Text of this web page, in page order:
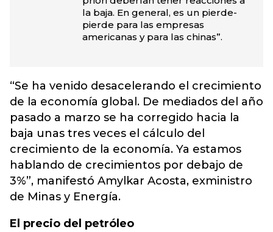
la baja. En general, es un pierde-
pierde para las empresas
americanas y para las chinas”.
“Se ha venido desacelerando el crecimiento
de la economía global. De mediados del año
pasado a marzo se ha corregido hacia la
baja unas tres veces el cálculo del
crecimiento de la economía. Ya estamos
hablando de crecimientos por debajo de
3%”, manifestó Amylkar Acosta, exministro
de Minas y Energía.
El precio del petróleo